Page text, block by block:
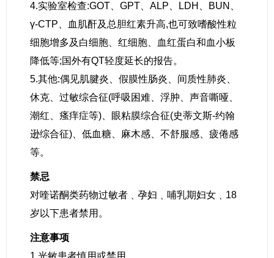
4.实验室检查:GOT、GPT、ALP、LDH、BUN、
γ-CTP、血肌酐及总胆红素升高,也可致嗜酸性粒
细胞增多及白细胞、红细胞、血红蛋白和血小板
降低等;国外有QT轻度延长的报告。
5.其他:偶见肌腱炎、假膜性肠炎、间质性肺炎、
休克、过敏综合征(呼吸困难、浮肿、声音嘶哑、
潮红、瘙痒症等)、眼粘膜综合征(史蒂文斯-约翰
逊综合征)、低血糖、麻木感、不舒服感、疲倦感
等。
禁忌
对喹诺酮类药物过敏者﹑孕妇﹑哺乳期妇女﹑18
岁以下患者禁用。
注意事项
1.光敏患者慎用或禁用。